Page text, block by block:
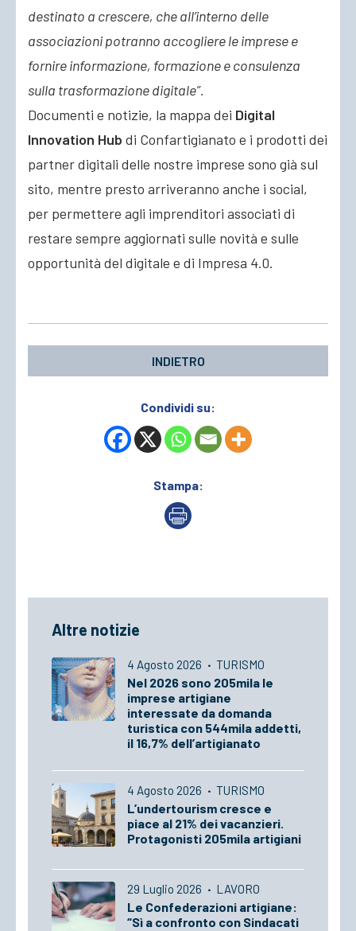
destinato a crescere, che all’interno delle
associazioni potranno accogliere le imprese e
fornire informazione, formazione e consulenza
sulla trasformazione digitale”.
Documenti e notizie, la mappa dei Digital
Innovation Hub di Confartigianato e i prodotti dei
partner digitali delle nostre imprese sono già sul
sito, mentre presto arriveranno anche i social,
per permettere agli imprenditori associati di
restare sempre aggiornati sulle novità e sulle
opportunità del digitale e di Impresa 4.0.
INDIETRO
Condividi su:
Stampa:
Altre notizie
4 Agosto 2026 · TURISMO
Nel 2026 sono 205mila le
imprese artigiane
interessate da domanda
turistica con 544mila addetti,
il 16,7% dell’artigianato
4 Agosto 2026 · TURISMO
L’undertourism cresce e
piace al 21% dei vacanzieri.
Protagonisti 205mila artigiani
29 Luglio 2026 · LAVORO
Le Confederazioni artigiane:
“Sì a confronto con Sindacati